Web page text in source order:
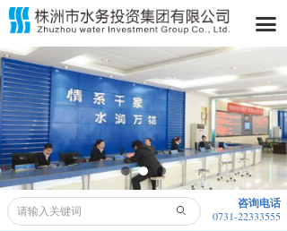
끀
首页
丰源水务
排水公司
县水司
ꄙ
咨询电话
0731-22333555
丰源水务
建安一分公司
建安二分公司
株水人家物业管理分公司
空灵泉饮用纯水厂
高效净化剂厂